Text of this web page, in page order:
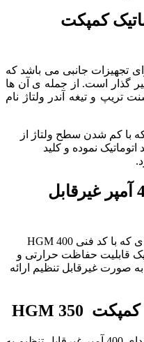
کمپکت
تجهیزات جانبی می باشد که
گذار است. از جمله ی آن ها
تریپ و تیغه آندر ولتاژ نام
که با کم شدن سطح ولتاژ از
نموده و کلید
کلید اتوماتیک کمپکت 400 آمپر غیرقابل
قابلیت حفاظت حرارتی و
صورت غیرقابل تنظیم ارائه
کمپکت